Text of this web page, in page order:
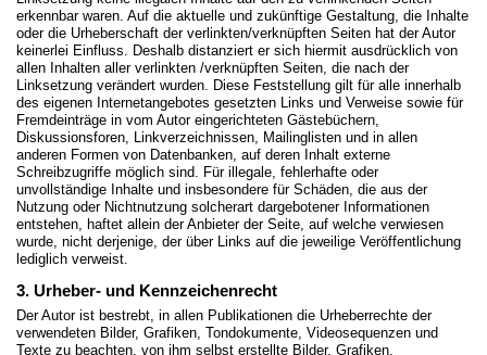
erkennbar waren. Auf die aktuelle und zukünftige Gestaltung, die Inhalte
oder die Urheberschaft der verlinkten/verknüpften Seiten hat der Autor
keinerlei Einfluss. Deshalb distanziert er sich hiermit ausdrücklich von
allen Inhalten aller verlinkten /verknüpften Seiten, die nach der
Linksetzung verändert wurden. Diese Feststellung gilt für alle innerhalb
des eigenen Internetangebotes gesetzten Links und Verweise sowie für
Fremdeinträge in vom Autor eingerichteten Gästebüchern,
Diskussionsforen, Linkverzeichnissen, Mailinglisten und in allen
anderen Formen von Datenbanken, auf deren Inhalt externe
Schreibzugriffe möglich sind. Für illegale, fehlerhafte oder
unvollständige Inhalte und insbesondere für Schäden, die aus der
Nutzung oder Nichtnutzung solcherart dargebotener Informationen
entstehen, haftet allein der Anbieter der Seite, auf welche verwiesen
wurde, nicht derjenige, der über Links auf die jeweilige Veröffentlichung
lediglich verweist.
3. Urheber- und Kennzeichenrecht
Der Autor ist bestrebt, in allen Publikationen die Urheberrechte der
verwendeten Bilder, Grafiken, Tondokumente, Videosequenzen und
Texte zu beachten, von ihm selbst erstellte Bilder, Grafiken,